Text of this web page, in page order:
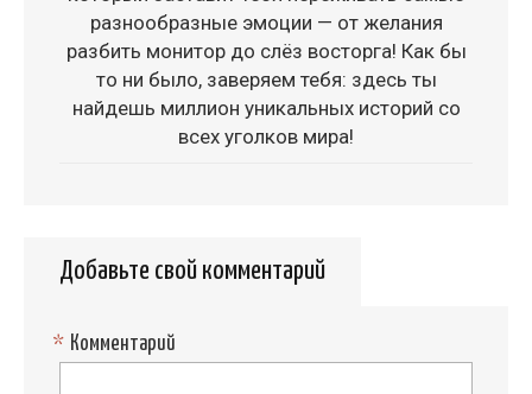
разнообразные эмоции — от желания
разбить монитор до слёз восторга! Как бы
то ни было, заверяем тебя: здесь ты
найдешь миллион уникальных историй со
всех уголков мира!
Добавьте свой комментарий
Комментарий
*